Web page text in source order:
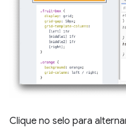
Clique no selo para